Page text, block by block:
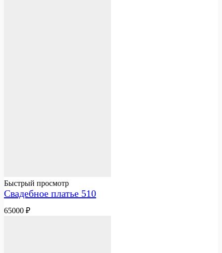
Быстрый просмотр
Свадебное платье 510
65000 ₽